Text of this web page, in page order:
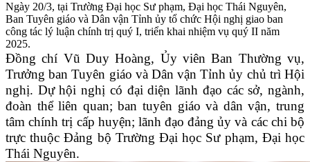
Ngày 20/3, tại Trường Đại học Sư phạm, Đại học Thái Nguyên,
Ban Tuyên giáo và Dân vận Tỉnh ủy tổ chức Hội nghị giao ban
công tác lý luận chính trị quý I, triển khai nhiệm vụ quý II năm
2025.
Đồng chí Vũ Duy Hoàng, Ủy viên Ban Thường vụ,
Trưởng ban Tuyên giáo và Dân vận Tỉnh ủy chủ trì Hội
nghị. Dự hội nghị có đại diện lãnh đạo các sở, ngành,
đoàn thể liên quan; ban tuyên giáo và dân vận, trung
tâm chính trị cấp huyện; lãnh đạo đảng ủy và các chi bộ
trực thuộc Đảng bộ Trường Đại học Sư phạm, Đại học
Thái Nguyên.